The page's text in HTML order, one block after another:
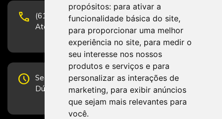
propósitos: para ativar a
funcionalidade básica do site,
para proporcionar uma melhor
experiência no site, para medir o
seu interesse nos nossos
produtos e serviços e para
personalizar as interações de
marketing, para exibir anúncios
que sejam mais relevantes para
você.
phone
(61) 3223-1652 e (61) 98131-3801.
Atendimento por telefone em horário comercial
schedule Segunda-feira a Sexta-feira de 12h às 19h.
Dúvidas e sugestões pelo Fale Conosco.